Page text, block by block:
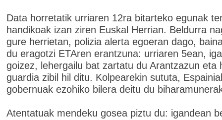
Data horretatik urriaren 12ra bitarteko egunak
handikoak izan ziren Euskal Herrian. Beldurra
gure herrietan, polizia alerta egoeran dago,
du eragotzi ETAren erantzuna: urriaren 5ean,
goizez, lehergailu bat zartatu du Arantzazun eta
guardia zibil hil ditu. Kolpearekin sututa,
gobernuak ezohiko bilera deitu du
Atentatuak mendeku gosea piztu du: igandean